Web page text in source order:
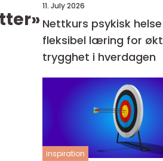
11. July 2026
Nettkurs psykisk helse
fleksibel læring for økt
trygghet i hverdagen
inspiration